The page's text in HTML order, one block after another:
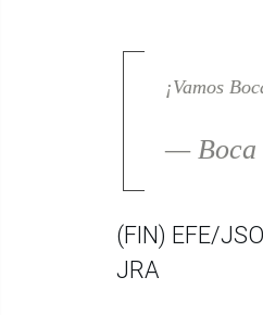
¡Vamos
— Boca
(FIN) EFE/JSO
JRA